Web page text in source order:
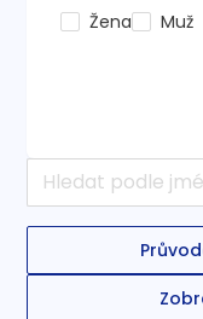
Žena
Muž